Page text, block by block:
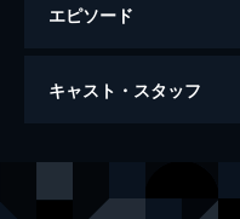
エピソード
ジュラシック・ワールド
キャスト・スタッフ